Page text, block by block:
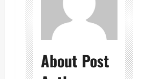
About Post